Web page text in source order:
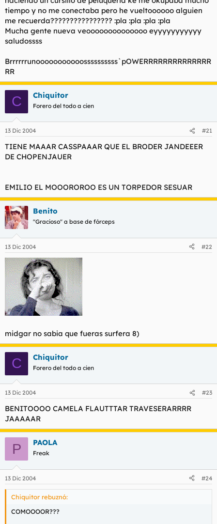
tiempo y no me conectaba pero he vueltoooooo alguien
me recuerda???????????????? :pla :pla :pla :pla
Mucha gente nueva veoooooooooooooo eyyyyyyyyyyy
saludossss
Brrrrrrunooooooooooossssssssss`pOWERRRRRRRRRRRRRR
RR
C Chiquitor
Forero del todo a cien
13 Dic 2004 #21
TIENE MAAAR CASSPAAAR QUE EL BRODER JANDEEER
DE CHOPENJAUER
EMILIO EL MOOOROROO ES UN TORPEDOR SESUAR
Benito
"Gracioso" a base de fórceps
13 Dic 2004 #22
midgar no sabia que fueras surfera 8)
C Chiquitor
Forero del todo a cien
13 Dic 2004 #23
BENITOOOO CAMELA FLAUTTTAR TRAVESERARRRR
JAAAAAR
P PAOLA
Freak
13 Dic 2004 #24
Chiquitor rebuznó:
COMOOOOR???